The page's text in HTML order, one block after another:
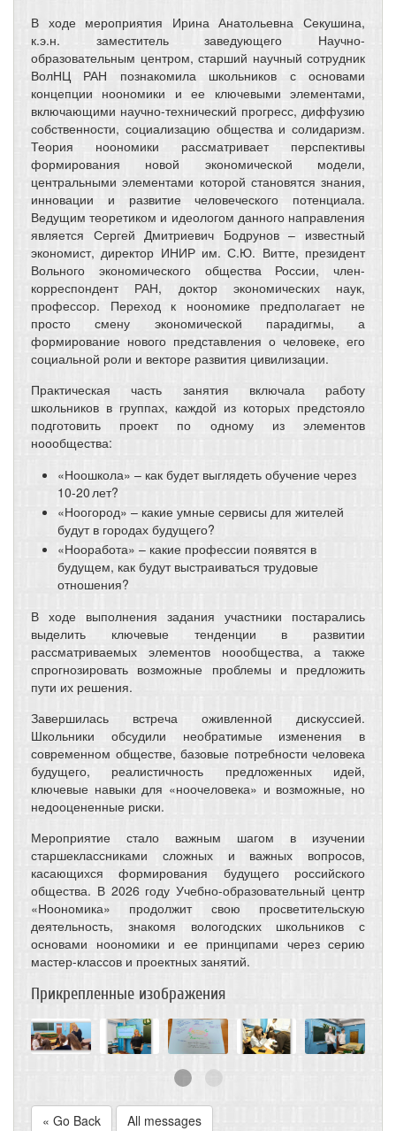
В ходе мероприятия Ирина Анатольевна Секушина,
к.э.н. заместитель заведующего Научно-
образовательным центром, старший научный сотрудник
ВолНЦ РАН познакомила школьников с основами
концепции ноономики и ее ключевыми элементами,
включающими научно-технический прогресс, диффузию
собственности, социализацию общества и солидаризм.
Теория ноономики рассматривает перспективы
формирования новой экономической модели,
центральными элементами которой становятся знания,
инновации и развитие человеческого потенциала.
Ведущим теоретиком и идеологом данного направления
является Сергей Дмитриевич Бодрунов – известный
экономист, директор ИНИР им. С.Ю. Витте, президент
Вольного экономического общества России, член-
корреспондент РАН, доктор экономических наук,
профессор. Переход к ноономике предполагает не
просто смену экономической парадигмы, а
формирование нового представления о человеке, его
социальной роли и векторе развития цивилизации.
Практическая часть занятия включала работу
школьников в группах, каждой из которых предстояло
подготовить проект по одному из элементов
ноообщества:
«Ноошкола» – как будет выглядеть обучение через
10-20 лет?
«Ноогород» – какие умные сервисы для жителей
будут в городах будущего?
«Нооработа» – какие профессии появятся в
будущем, как будут выстраиваться трудовые
отношения?
В ходе выполнения задания участники постарались
выделить ключевые тенденции в развитии
рассматриваемых элементов ноообщества, а также
спрогнозировать возможные проблемы и предложить
пути их решения.
Завершилась встреча оживленной дискуссией.
Школьники обсудили необратимые изменения в
современном обществе, базовые потребности человека
будущего, реалистичность предложенных идей,
ключевые навыки для «ноочеловека» и возможные, но
недооцененные риски.
Мероприятие стало важным шагом в изучении
старшеклассниками сложных и важных вопросов,
касающихся формирования будущего российского
общества. В 2026 году Учебно-образовательный центр
«Ноономика» продолжит свою просветительскую
деятельность, знакомя вологодских школьников с
основами ноономики и ее принципами через серию
мастер-классов и проектных занятий.
Прикрепленные изображения
« Go Back All messages